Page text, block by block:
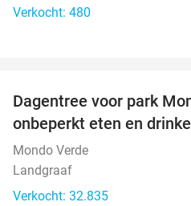
Verkocht: 480
Dagentree voor park
onbeperkt eten en
Mondo Verde
Landgraaf
Verkocht: 32.835